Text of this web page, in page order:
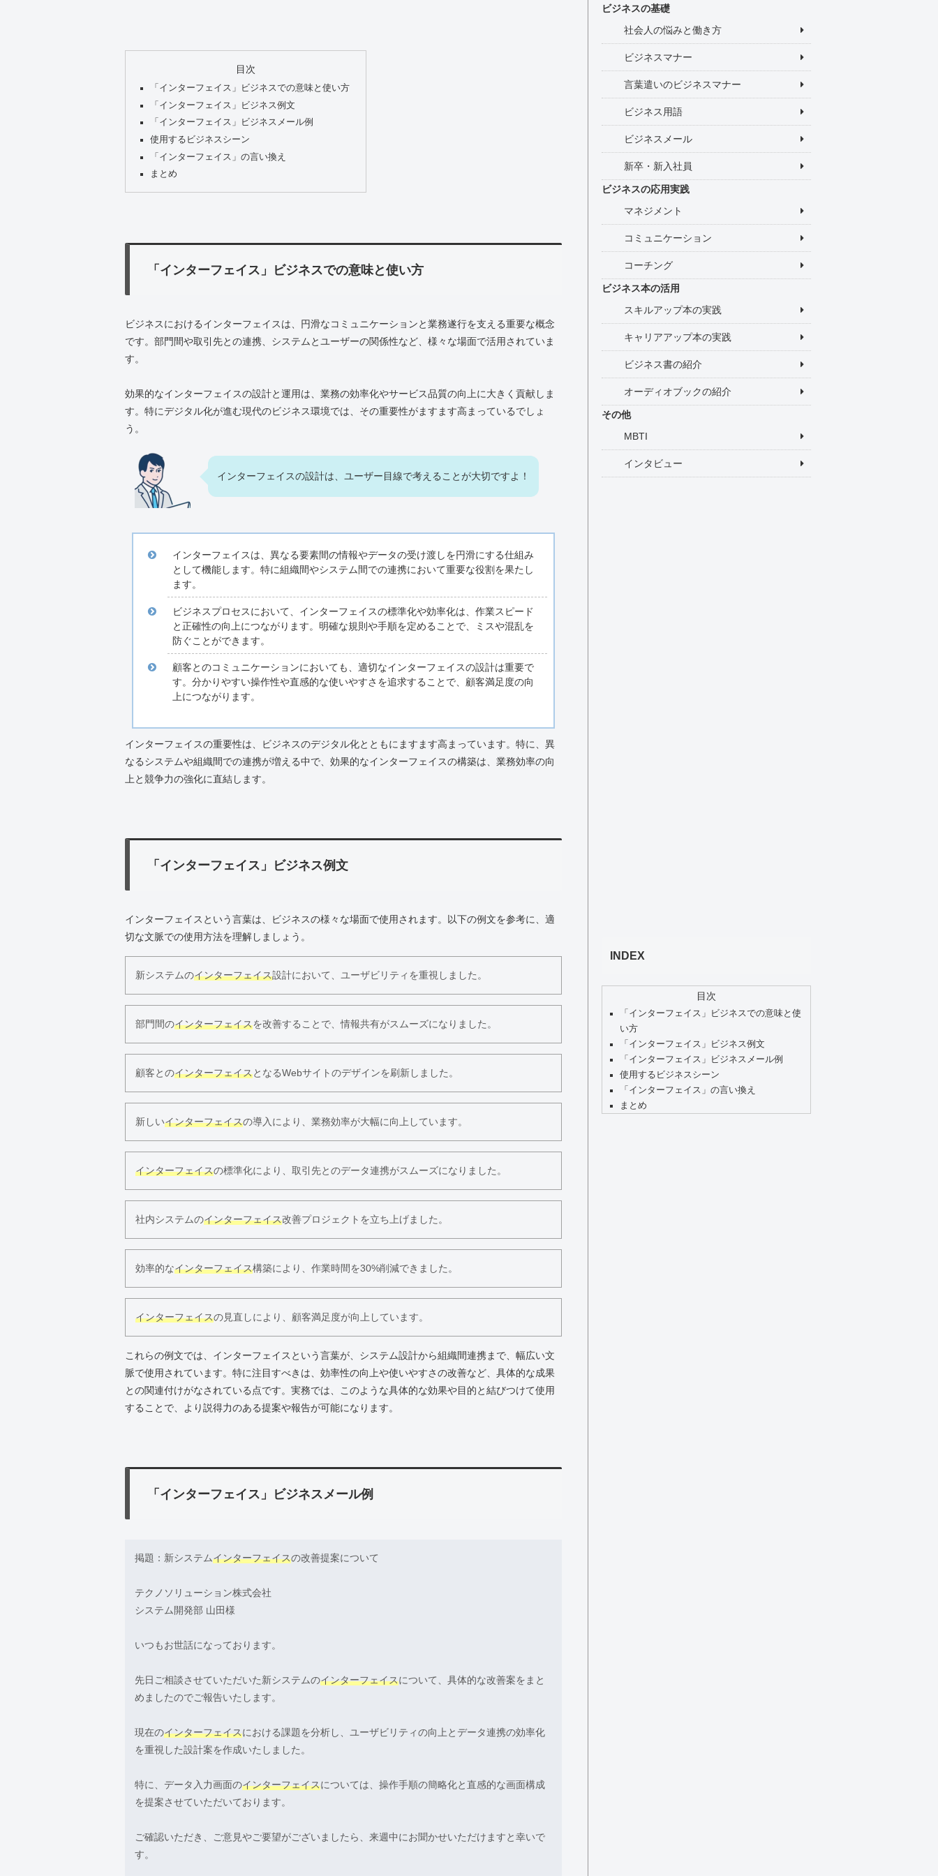
目次
「インターフェイス」ビジネスでの意味と使い方
「インターフェイス」ビジネス例文
「インターフェイス」ビジネスメール例
使用するビジネスシーン
「インターフェイス」の言い換え
まとめ
「インターフェイス」ビジネスでの意味と使い方
ビジネスにおけるインターフェイスは、円滑なコミュニケーションと業務遂行を支える重要な概念
です。部門間や取引先との連携、システムとユーザーの関係性など、様々な場面で活用されていま
す。
効果的なインターフェイスの設計と運用は、業務の効率化やサービス品質の向上に大きく貢献しま
す。特にデジタル化が進む現代のビジネス環境では、その重要性がますます高まっているでしょ
う。
インターフェイスの設計は、ユーザー目線で考えることが大切ですよ！
インターフェイスは、異なる要素間の情報やデータの受け渡しを円滑にする仕組み
として機能します。特に組織間やシステム間での連携において重要な役割を果たし
ます。
ビジネスプロセスにおいて、インターフェイスの標準化や効率化は、作業スピード
と正確性の向上につながります。明確な規則や手順を定めることで、ミスや混乱を
防ぐことができます。
顧客とのコミュニケーションにおいても、適切なインターフェイスの設計は重要で
す。分かりやすい操作性や直感的な使いやすさを追求することで、顧客満足度の向
上につながります。
インターフェイスの重要性は、ビジネスのデジタル化とともにますます高まっています。特に、異
なるシステムや組織間での連携が増える中で、効果的なインターフェイスの構築は、業務効率の向
上と競争力の強化に直結します。
「インターフェイス」ビジネス例文
インターフェイスという言葉は、ビジネスの様々な場面で使用されます。以下の例文を参考に、適
切な文脈での使用方法を理解しましょう。
新システムのインターフェイス設計において、ユーザビリティを重視しました。
部門間のインターフェイスを改善することで、情報共有がスムーズになりました。
顧客とのインターフェイスとなるWebサイトのデザインを刷新しました。
新しいインターフェイスの導入により、業務効率が大幅に向上しています。
インターフェイスの標準化により、取引先とのデータ連携がスムーズになりました。
社内システムのインターフェイス改善プロジェクトを立ち上げました。
効率的なインターフェイス構築により、作業時間を30%削減できました。
インターフェイスの見直しにより、顧客満足度が向上しています。
これらの例文では、インターフェイスという言葉が、システム設計から組織間連携まで、幅広い文
脈で使用されています。特に注目すべきは、効率性の向上や使いやすさの改善など、具体的な成果
との関連付けがなされている点です。実務では、このような具体的な効果や目的と結びつけて使用
することで、より説得力のある提案や報告が可能になります。
「インターフェイス」ビジネスメール例
掲題：新システムインターフェイスの改善提案について
テクノソリューション株式会社
システム開発部 山田様
いつもお世話になっております。
先日ご相談させていただいた新システムのインターフェイスについて、具体的な改善案をまと
めましたのでご報告いたします。
現在のインターフェイスにおける課題を分析し、ユーザビリティの向上とデータ連携の効率化
を重視した設計案を作成いたしました。
特に、データ入力画面のインターフェイスについては、操作手順の簡略化と直感的な画面構成
を提案させていただいております。
ご確認いただき、ご意見やご要望がございましたら、来週中にお聞かせいただけますと幸いで
す。
ビジネスの基礎
社会人の悩みと働き方
ビジネスマナー
言葉遣いのビジネスマナー
ビジネス用語
ビジネスメール
新卒・新入社員
ビジネスの応用実践
マネジメント
コミュニケーション
コーチング
ビジネス本の活用
スキルアップ本の実践
キャリアアップ本の実践
ビジネス書の紹介
オーディオブックの紹介
その他
MBTI
インタビュー
INDEX
目次
「インターフェイス」ビジネスでの意味と使
い方
「インターフェイス」ビジネス例文
「インターフェイス」ビジネスメール例
使用するビジネスシーン
「インターフェイス」の言い換え
まとめ